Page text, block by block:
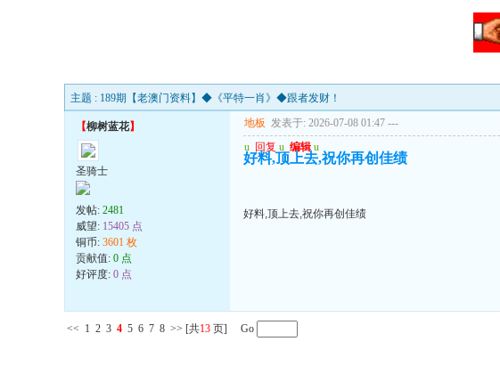
主题 : 189期【老澳门资料】◆《平特一肖》◆跟者发财！
【柳树蓝花】
圣骑士
发帖: 2481
威望: 15405 点
铜币: 3601 枚
贡献值: 0 点
好评度: 0 点
地板 发表于: 2026-07-08 01:47 ---
u 回复 u 编辑 u
好料,顶上去,祝你再创佳绩
好料,顶上去,祝你再创佳绩
<< 1 2 3 4 5 6 7 8 >> [共13 页] Go